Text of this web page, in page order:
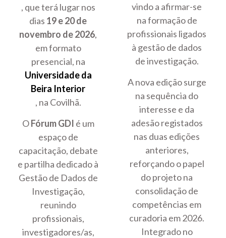
, que terá lugar nos
dias 19 e 20 de
novembro de 2026,
em formato
presencial, na
Universidade da
Beira Interior
, na Covilhã.
OFórum GDI é um
espaço de
capacitação, debate
e partilha dedicado à
Gestão de Dados de
Investigação,
reunindo
profissionais,
investigadores/as,
vindo a afirmar-se
na formação de
profissionais ligados
à gestão de dados
de investigação.
A nova edição surge
na sequência do
interesse e da
adesão registados
nas duas edições
anteriores,
reforçando o papel
do projeto na
consolidação de
competências em
curadoria em 2026.
Integrado no